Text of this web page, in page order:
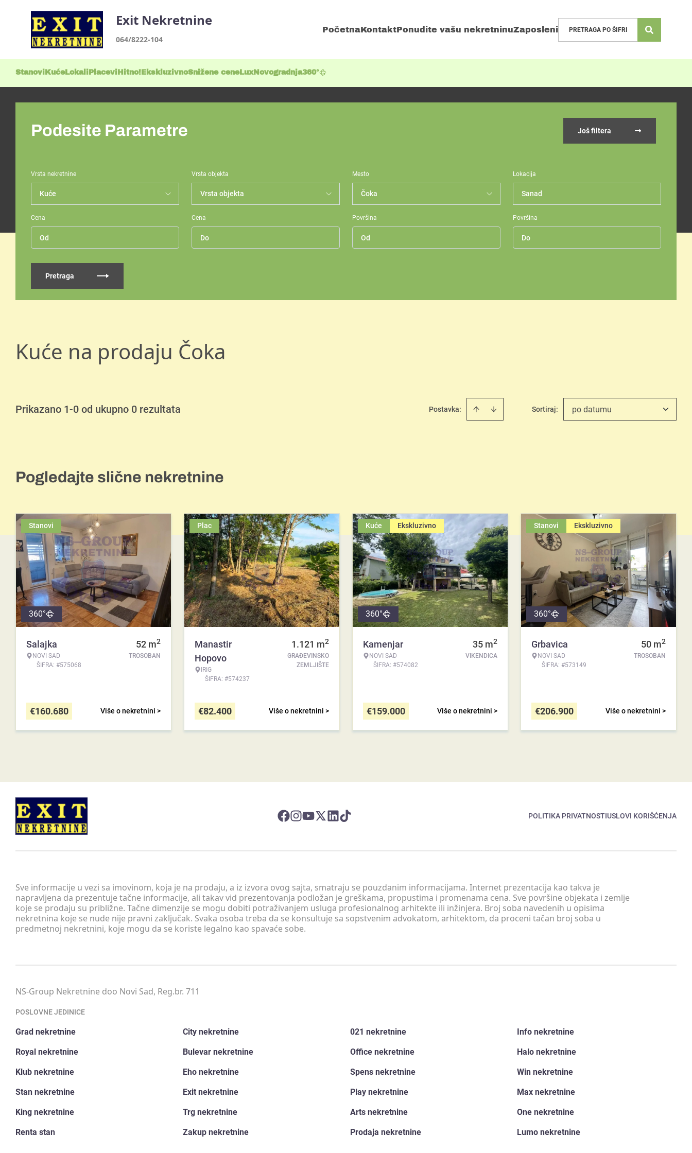
Exit Nekretnine
064/8222-104
PočetnaKontaktPonudite vašu nekretninuZaposleni
Stanovi KućeLokali Placevi Hitno! EkskluzivnoSnižene ceneLuxNovogradnja360°
Podesite Parametre Još filtera
Vrsta nekretnine Vrsta objekta Mesto Lokacija
Sanad
Cena Cena Površina Površina
Pretraga
Kuće na prodaju Čoka
Prikazano 1-0 od ukupno 0 rezultata Postavka: Sortiraj: po datumu
Pogledajte slične nekretnine
Stanovi
360°
Salajka
NOVI SAD
ŠIFRA: #575068
52 m2
TROSOBAN
Više o nekretnini >
€160.680
Plac
Manastir
Hopovo
IRIG
ŠIFRA: #574237
1.121 m2
GRAĐEVINSKO
ZEMLJIŠTE
Više o nekretnini >
€82.400
Kuće Ekskluzivno
360°
Kamenjar
NOVI SAD
ŠIFRA: #574082
35 m2
VIKENDICA
Više o nekretnini >
€159.000
Stanovi Ekskluzivno
360°
Grbavica
NOVI SAD
ŠIFRA: #573149
50 m2
TROSOBAN
Više o nekretnini >
€206.900
POLITIKA PRIVATNOSTIUSLOVI KORIŠĆENJA
Sve informacije u vezi sa imovinom, koja je na prodaju, a iz izvora ovog sajta, smatraju se pouzdanim informacijama. Internet prezentacija kao takva je
napravljena da prezentuje tačne informacije, ali takav vid prezentovanja podložan je greškama, propustima i promenama cena. Sve površine objekata i zemlje
koje se prodaju su približne. Tačne dimenzije se mogu dobiti potraživanjem usluga profesionalnog arhitekte ili inžinjera. Broj soba navedenih u opisima
nekretnina koje se nude nije pravni zaključak. Svaka osoba treba da se konsultuje sa sopstvenim advokatom, arhitektom, da proceni tačan broj soba u
predmetnoj nekretnini, koje mogu da se koriste legalno kao spavaće sobe.
NS-Group Nekretnine doo Novi Sad, Reg.br. 711
POSLOVNE JEDINICE
Grad nekretnine City nekretnine 021 nekretnine Info nekretnine
Royal nekretnine Bulevar nekretnine Office nekretnine Halo nekretnine
Klub nekretnine Eho nekretnine Spens nekretnine Win nekretnine
Stan nekretnine Exit nekretnine Play nekretnine Max nekretnine
King nekretnine Trg nekretnine Arts nekretnine One nekretnine
Renta stan Zakup nekretnine Prodaja nekretnine Lumo nekretnine